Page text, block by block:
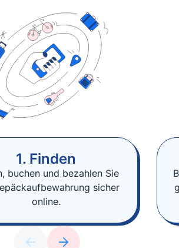
1. Finden
buchen und bezahlen Sie
sicher
online.